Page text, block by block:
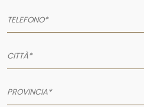
PRODOTTI
NEWS
CONTATTI